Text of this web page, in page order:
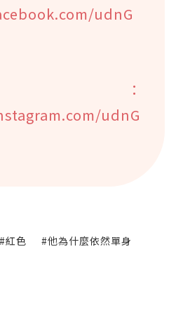
udnG
：
udnG
#紅色 #他為什麼依然單身